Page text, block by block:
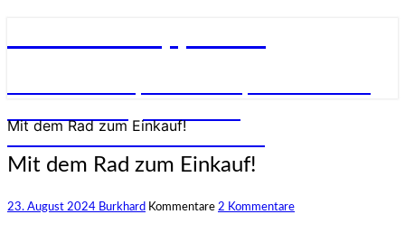
unterschiedlichsten Rädern
Mit dem Rad zum Einkauf!
Mit dem Rad zum Einkauf!
23. August 2024 Burkhard Kommentare 2 Kommentare